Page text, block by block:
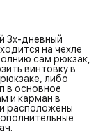
3х-дневный
на чехле
сам рюкзак,
винтовку в
либо
в основное
и карман в
расположены